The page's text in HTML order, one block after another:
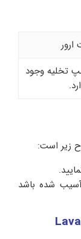
ارور
تخلیه وجود
شده باشد